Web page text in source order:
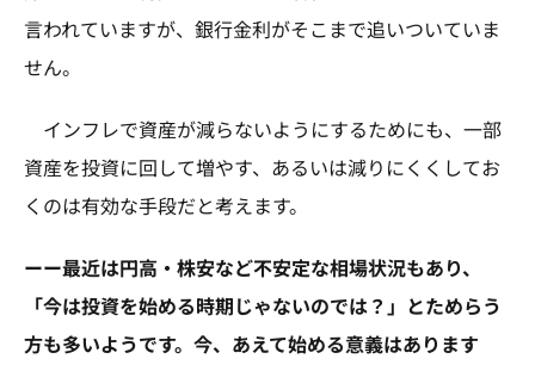
言われていますが、銀行金利がそこまで追いついていま
せん。
インフレで資産が減らないようにするためにも、一部
資産を投資に回して増やす、あるいは減りにくくしてお
くのは有効な手段だと考えます。
ーー最近は円高・株安など不安定な相場状況もあり、
「今は投資を始める時期じゃないのでは？」とためらう
方も多いようです。今、あえて始める意義はあります